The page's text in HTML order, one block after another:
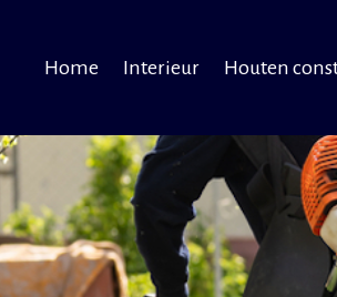
Home Interieur Houten